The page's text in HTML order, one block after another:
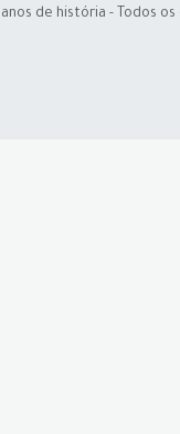
de história - Todos